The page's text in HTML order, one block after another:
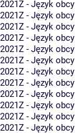
2021Z - Język obcy
2021Z - Język obcy
2021Z - Język obcy
2021Z - Język obcy
2021Z - Język obcy
2021Z - Język obcy
2021Z - Język obcy
2021Z - Język obcy
2021Z - Język obcy
2021Z - Język obcy
2021Z - Język obcy
2021Z - Język obcy